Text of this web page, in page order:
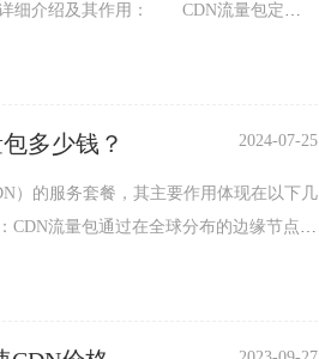
详细介绍及其作用： CDN流量包定
多少钱？ 2024-07-25
）的服务套餐，其主要作用体现在以下几
CDN流量包通过在全球分布的边缘节点上